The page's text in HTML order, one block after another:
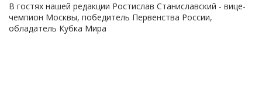
В гостях нашей редакции Ростислав Станиславский - вице-
чемпион Москвы, победитель Первенства России,
обладатель Кубка Мира